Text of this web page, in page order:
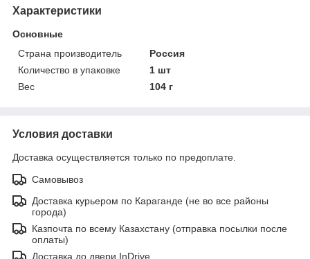
Характеристики
Основные
Страна производитель
Россия
Количество в упаковке
1 шт
Вес
104 г
Условия доставки
Доставка осуществляется только по предоплате.
Самовывоз
Доставка курьером по Караганде (не во все районы
города)
Казпочта по всему Казахстану (отправка посылки после
оплаты)
Доставка до двери InDrive